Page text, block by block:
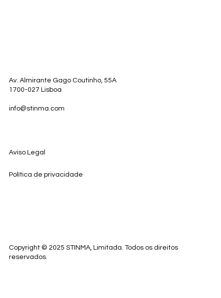
Av. Almirante Gago Coutinho, 55A
1700-027 Lisboa
info@stinma.com
Aviso Legal
Política de privacidade
Copyright © 2025 STINMA, Limitada. Todos os direitos
reservados.